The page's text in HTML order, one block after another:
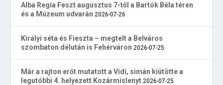
Alba Regia Feszt augusztus 7-től a Bartók Béla téren
és a Múzeum udvarán 2026-07-26
Királyi séta és Fieszta – megtelt a Belváros
szombaton délután is Fehérváron 2026-07-25
Már a rajton erőt mutatott a Vidi, simán kiütötte a
legutóbbi 4. helyezett Kozármislenyt 2026-07-25